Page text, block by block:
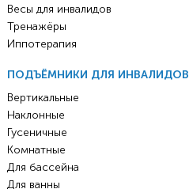
Весы для инвалидов
Тренажёры
Иппотерапия
ПОДЪЁМНИКИ ДЛЯ ИНВАЛИДОВ
Вертикальные
Наклонные
Гусеничные
Комнатные
Для бассейна
Для ванны